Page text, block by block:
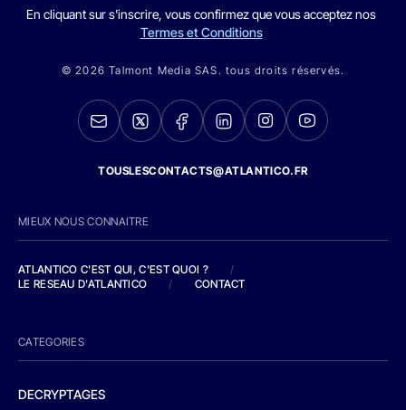
En cliquant sur s'inscrire, vous confirmez que vous acceptez nos
Termes et Conditions
© 2026 Talmont Media SAS. tous droits réservés.
TOUSLESCONTACTS@ATLANTICO.FR
MIEUX NOUS CONNAITRE
ATLANTICO C'EST QUI, C'EST QUOI ?
/
LE RESEAU D'ATLANTICO
/ CONTACT
CATEGORIES
DECRYPTAGES